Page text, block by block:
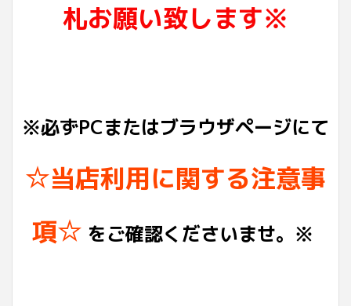
札お願い致します※
※必ずPCまたはブラウザページにて
☆当店利用に関する注意事
項☆ をご確認くださいませ。※